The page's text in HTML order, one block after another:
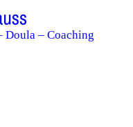
Doula – Coaching